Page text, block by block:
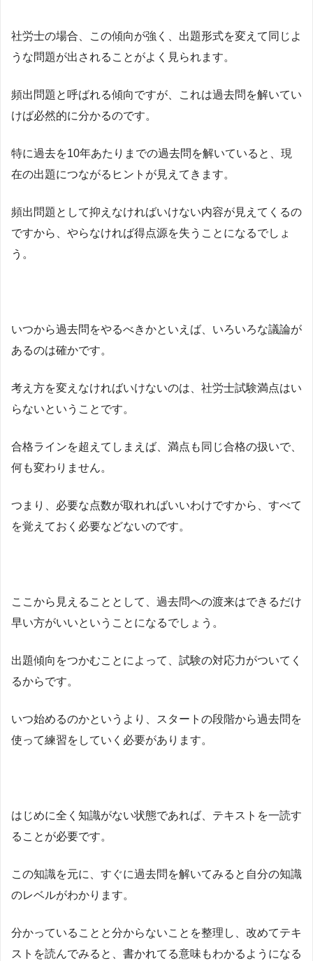
社労士の場合、この傾向が強く、出題形式を変えて同じよ
うな問題が出されることがよく見られます。
頻出問題と呼ばれる傾向ですが、これは過去問を解いてい
けば必然的に分かるのです。
特に過去を10年あたりまでの過去問を解いていると、現
在の出題につながるヒントが見えてきます。
頻出問題として抑えなければいけない内容が見えてくるの
ですから、やらなければ得点源を失うことになるでしょ
う。
いつから過去問をやるべきかといえば、いろいろな議論が
あるのは確かです。
考え方を変えなければいけないのは、社労士試験満点はい
らないということです。
合格ラインを超えてしまえば、満点も同じ合格の扱いで、
何も変わりません。
つまり、必要な点数が取れればいいわけですから、すべて
を覚えておく必要などないのです。
ここから見えることとして、過去問への渡来はできるだけ
早い方がいいということになるでしょう。
出題傾向をつかむことによって、試験の対応力がついてく
るからです。
いつ始めるのかというより、スタートの段階から過去問を
使って練習をしていく必要があります。
はじめに全く知識がない状態であれば、テキストを一読す
ることが必要です。
この知識を元に、すぐに過去問を解いてみると自分の知識
のレベルがわかります。
分かっていることと分からないことを整理し、改めてテキ
ストを読んでみると、書かれてる意味もわかるようになる